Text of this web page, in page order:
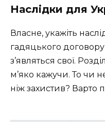
Наслідки для
Власне, укажіть
гадяцького договору
з’являться свої.
м’яко кажучи. То чи
ніж захистив? Варто